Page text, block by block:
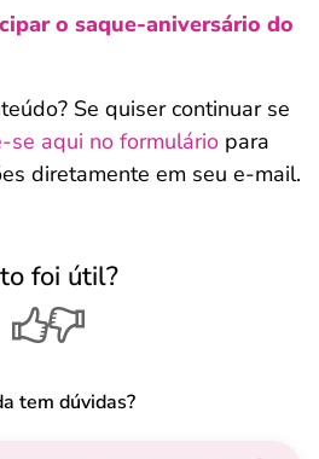
o saque-aniversário do
Se quiser continuar se
se aqui no formulário para
diretamente em seu e-mail.
foi útil?
tem dúvidas?